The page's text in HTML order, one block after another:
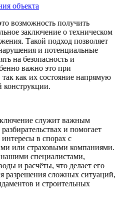
объекта
возможность получить
заключение о техническом
Такой подход позволяет
и потенциальные
на безопасность и
важно это при
как их состояние напрямую
конструкции.
служит важным
и помогает
в спорах с
или страховыми компаниями.
специалистами,
и расчёты, что делает его
разрешения сложных ситуаций,
и строительных